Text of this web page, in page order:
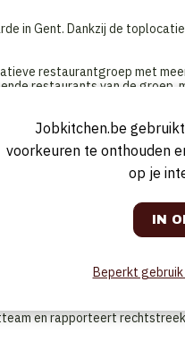
in Gent. Dankzij de
restaurantgroep met
restaurants van de groep,
zijn we op zoek naar een
voor de dagelijkse werking
rol in de administratieve
een groot en enthousiast team.
– jij zorgt dat
bestellingen en inventaris tot
service en onvergetelijke
en stuurt bij waar nodig.
en rapporteert
Jobkitchen.be
voorkeuren te onthouden
op je
Beperkt